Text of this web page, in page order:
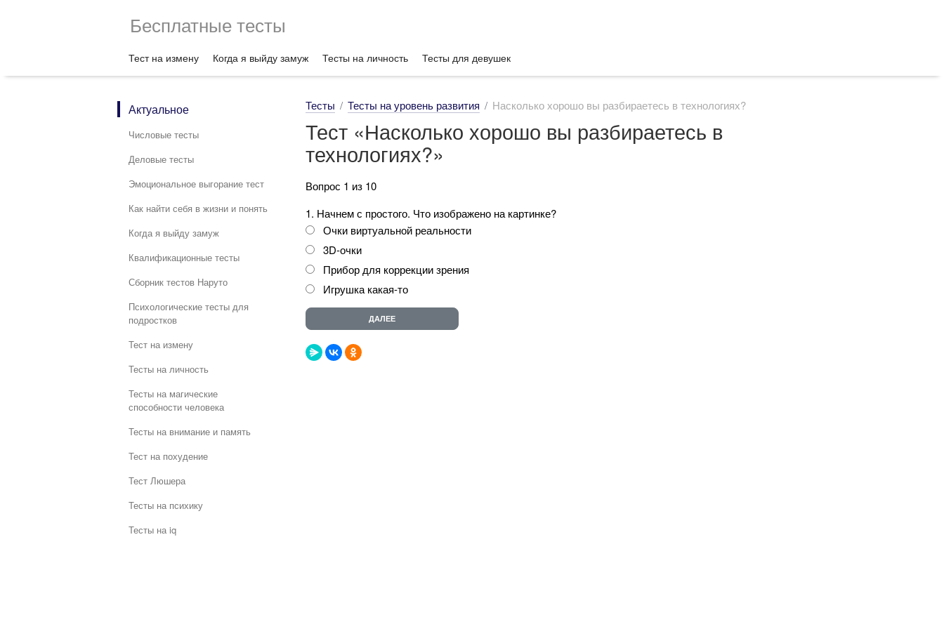
Бесплатные тесты
Тест на измену Когда я выйду замуж Тесты на личность Тесты для девушек
Актуальное
Числовые тесты
Деловые тесты
Эмоциональное выгорание тест
Как найти себя в жизни и понять
Когда я выйду замуж
Квалификационные тесты
Сборник тестов Наруто
Психологические тесты для
подростков
Тест на измену
Тесты на личность
Тесты на магические
способности человека
Тесты на внимание и память
Тест на похудение
Тест Люшера
Тесты на психику
Тесты на iq
Тесты Тесты на уровень развития Насколько хорошо вы разбираетесь в технологиях?
Тест «Насколько хорошо вы разбираетесь в
технологиях?»
Вопрос 1 из 10
1. Начнем с простого. Что изображено на картинке?
Очки виртуальной реальности
3D-очки
Прибор для коррекции зрения
Игрушка какая-то